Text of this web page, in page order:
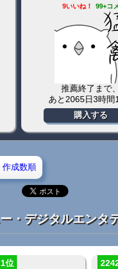
93日20時間26分
作成数順
・デジタルエンタ
位